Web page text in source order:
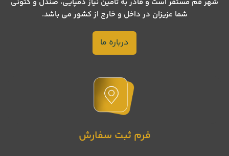
شما عزیزان در داخل و خارج از کشور می باشد.
درباره ما
فرم ثبت سفارش